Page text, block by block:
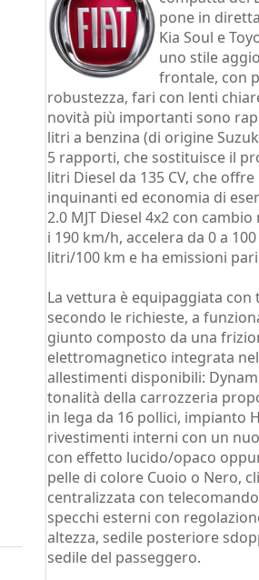
pone in
Kia Soul e
uno stile
frontale, con
robustezza, fari con lenti
novità più importanti sono
litri a benzina (di origine
5 rapporti, che sostituisce il
litri Diesel da 135 CV, che
inquinanti ed economia di
2.0 MJT Diesel 4x2 con
i 190 km/h, accelera da 0 a
litri/100 km e ha emissioni
La vettura è equipaggiata
secondo le richieste, a
giunto composto da una
elettromagnetico integrata
allestimenti disponibili:
tonalità della carrozzeria
in lega da 16 pollici, impianto
rivestimenti interni con un
con effetto lucido/opaco
pelle di colore Cuoio o Nero,
centralizzata con
specchi esterni con
altezza, sedile posteriore
sedile del passeggero.